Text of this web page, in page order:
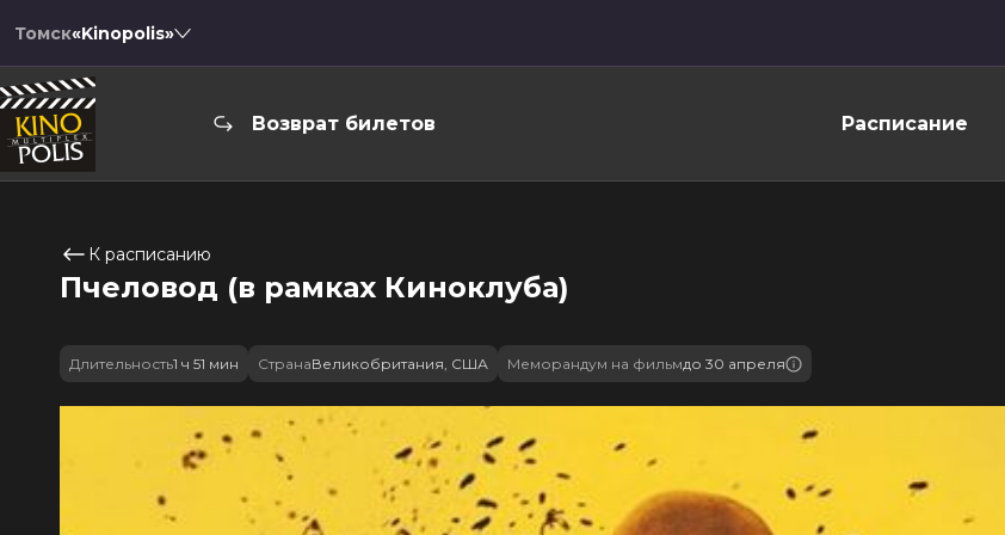
Томск«Kinopolis»
Возврат билетов Расписание
К расписанию
Пчеловод (в рамках Киноклуба)
Длительность1 ч 51 мин СтранаВеликобритания, США Меморандум на фильмдо 30 апреля